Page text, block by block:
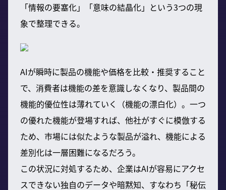
「情報の要塞化」「意味の結晶化」という3つの現
象で整理できる。
AIが瞬時に製品の機能や価格を比較・推奨すること
で、消費者は機能の差を意識しなくなり、製品間の
機能的優位性は薄れていく（機能の漂白化）。一つ
の優れた機能が登場すれば、他社がすぐに模倣する
ため、市場には似たような製品が溢れ、機能による
差別化は一層困難になるだろう。
この状況に対処するため、企業はAIが容易にアクセ
スできない独自のデータや暗黙知、すなわち「秘伝